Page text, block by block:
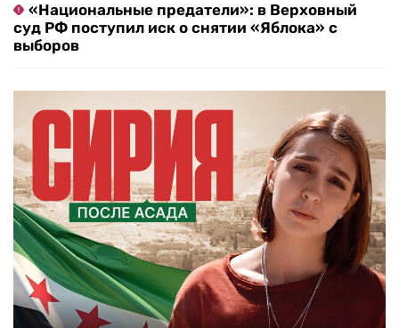
«Национальные предатели»: в Верховный
суд РФ поступил иск о снятии «Яблока» с
выборов